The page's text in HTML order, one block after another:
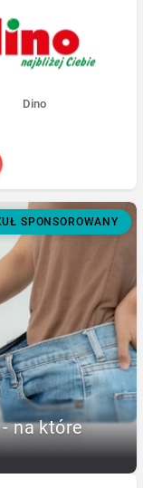
Dino
SPONSOROWANY
na które